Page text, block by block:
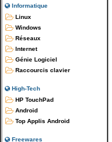
Informatique
Linux
Windows
Réseaux
Internet
Génie Logiciel
Raccourcis clavier
High-Tech
HP TouchPad
Android
Top Applis Android
Freewares